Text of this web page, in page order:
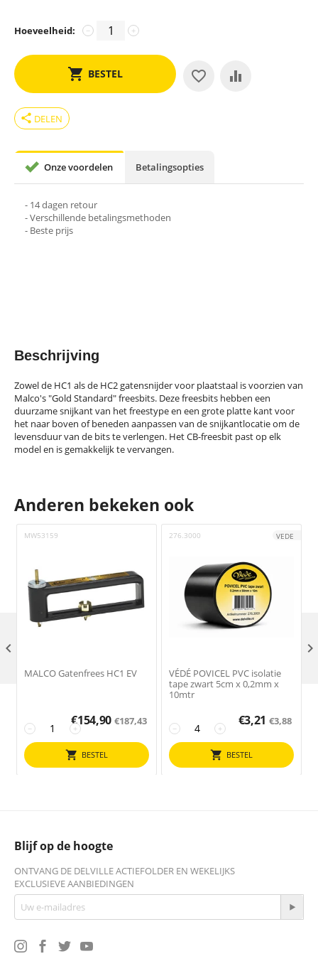
Hoeveelheid: +
−
BESTEL
share DELEN
Onze voordelen Betalingsopties
- 14 dagen retour
- Verschillende betalingsmethoden
- Beste prijs
Beschrijving
Zowel de HC1 als de HC2 gatensnijder voor plaatstaal is voorzien van
Malco's "Gold Standard" freesbits. Deze freesbits hebben een
duurzame snijkant van het freestype en een grote platte kant voor
het naar boven of beneden aanpassen van de snijkantlocatie om de
levensduur van de bits te verlengen. Het CB-freesbit past op elk
model en is gemakkelijk te vervangen.
Anderen bekeken ook
MW53159
MALCO Gatenfrees HC1 EV
+
−
€154,90 €187,43
BESTEL
276.3000 VEDE
VÉDÉ POVICEL PVC isolatie
tape zwart 5cm x 0,2mm x
10mtr
+
−
€3,21 €3,88
BESTEL
 
Blijf op de hoogte
ONTVANG DE DELVILLE ACTIEFOLDER EN WEKELIJKS
EXCLUSIEVE AANBIEDINGEN